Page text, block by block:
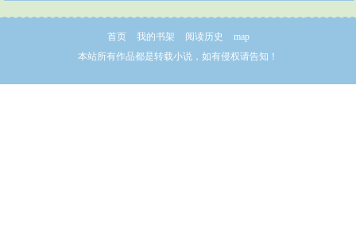
首页 我的书架 阅读历史
map
本站所有作品都是转载小说，如有侵权请告知！